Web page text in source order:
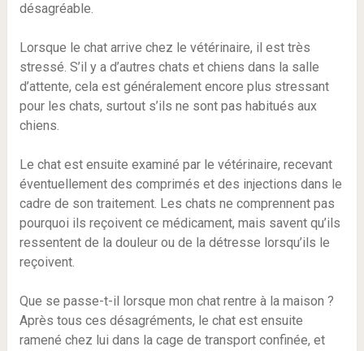
désagréable.
Lorsque le chat arrive chez le vétérinaire, il est très
stressé. S’il y a d’autres chats et chiens dans la salle
d’attente, cela est généralement encore plus stressant
pour les chats, surtout s’ils ne sont pas habitués aux
chiens.
Le chat est ensuite examiné par le vétérinaire, recevant
éventuellement des comprimés et des injections dans le
cadre de son traitement. Les chats ne comprennent pas
pourquoi ils reçoivent ce médicament, mais savent qu’ils
ressentent de la douleur ou de la détresse lorsqu’ils le
reçoivent.
Que se passe-t-il lorsque mon chat rentre à la maison ?
Après tous ces désagréments, le chat est ensuite
ramené chez lui dans la cage de transport confinée, et